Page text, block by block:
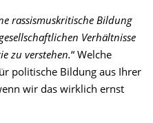
rassismuskritische Bildung
Verhältnisse
zu verstehen.“ Welche
politische Bildung aus Ihrer
wir das wirklich ernst